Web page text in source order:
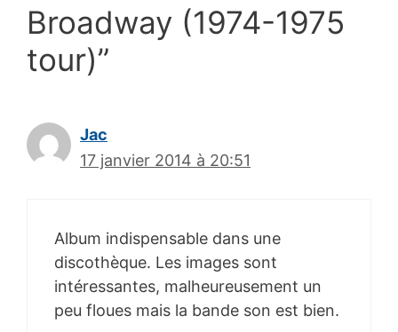
Broadway (1974-1975
tour)”
Jac
17 janvier 2014 à 20:51
Album indispensable dans une
discothèque. Les images sont
intéressantes, malheureusement un
peu floues mais la bande son est bien.